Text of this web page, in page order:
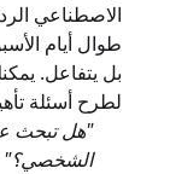
الاصطناعي
بل يتفاعل.
لطرح أسئلة
"هل تبحث
الشخصي؟"